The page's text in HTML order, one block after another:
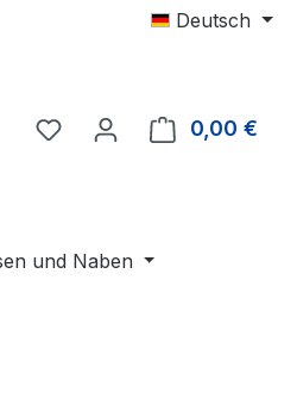
Deutsch
0,00 €
und Naben